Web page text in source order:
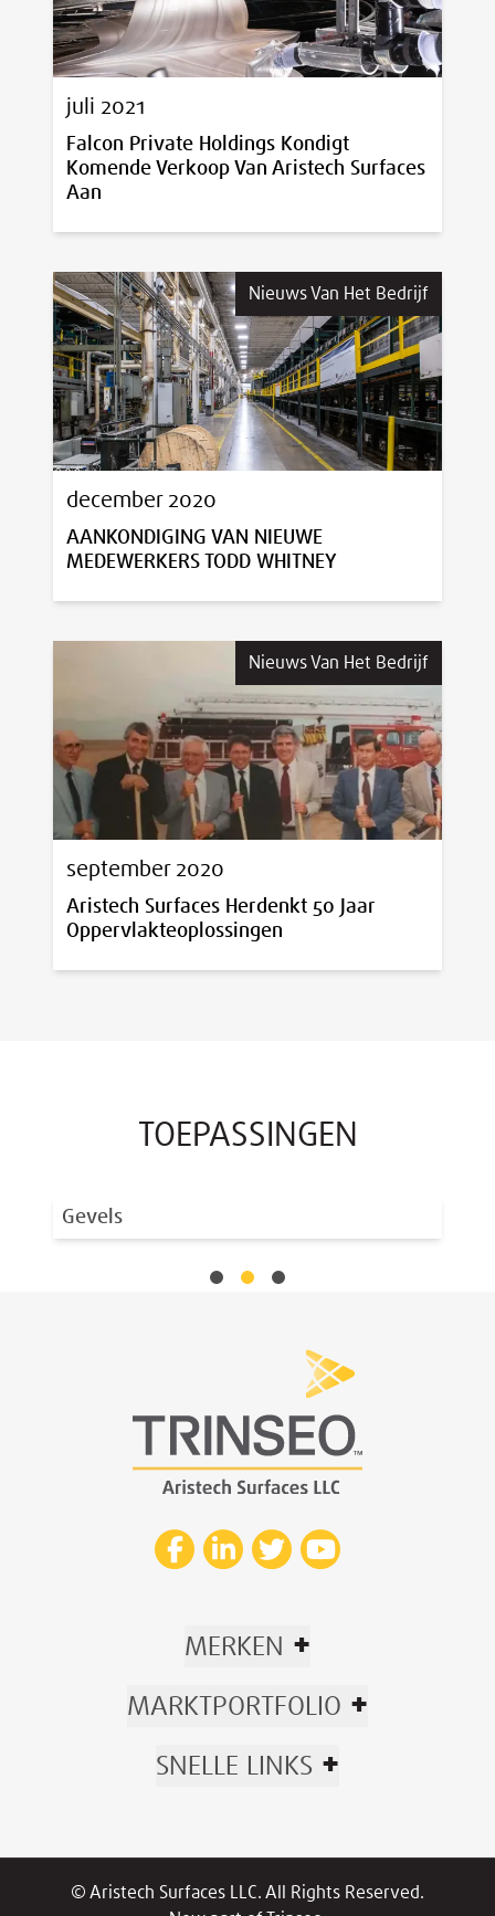
juli 2021
Falcon Private Holdings Kondigt
Komende Verkoop Van Aristech Surfaces
Aan
Nieuws Van Het Bedrijf
december 2020
AANKONDIGING VAN NIEUWE
MEDEWERKERS TODD WHITNEY
Nieuws Van Het Bedrijf
september 2020
Aristech Surfaces Herdenkt 50 Jaar
Oppervlakteoplossingen
TOEPASSINGEN
Gevels
MERKEN +
MARKTPORTFOLIO +
SNELLE LINKS +
© Aristech Surfaces LLC. All Rights Reserved.